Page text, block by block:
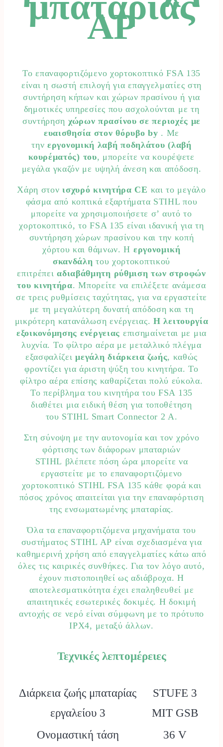
AP
Το επαναφορτιζόμενο χορτοκοπτικό FSA 135
είναι η σωστή επιλογή για επαγγελματίες στη
συντήρηση κήπων και χώρων πρασίνου ή για
δημοτικές υπηρεσίες που ασχολούνται με τη
συντήρηση χώρων πρασίνου σε περιοχές με
ευαισθησία στον θόρυβο by . Με
τηνεργονομική λαβή ποδηλάτου (λαβή
κουρέματός) του, μπορείτε να κουρέψετε
μεγάλα γκαζόν με υψηλή άνεση και απόδοση.
Χάρη στονισχυρό κινητήρα CE και το μεγάλο
φάσμα από κοπτικά εξαρτήματα STIHL που
μπορείτε να χρησιμοποιήσετε σ’ αυτό το
χορτοκοπτικό, το FSA 135 είναι ιδανική για τη
συντήρηση χώρων πρασίνου και την κοπή
χόρτου και θάμνων. Η εργονομική
σκανδάλη του χορτοκοπτικού
επιτρέπειαδιαβάθμητη ρύθμιση των στροφών
του κινητήρα. Μπορείτε να επιλέξετε ανάμεσα
σε τρεις ρυθμίσεις ταχύτητας, για να εργαστείτε
με τη μεγαλύτερη δυνατή απόδοση και τη
μικρότερη κατανάλωση ενέργειας. Η λειτουργία
εξοικονόμησης ενέργειας επισημαίνεται με μια
λυχνία. Το φίλτρο αέρα με μεταλλικό πλέγμα
εξασφαλίζειμεγάλη διάρκεια ζωής, καθώς
φροντίζει για άριστη ψύξη του κινητήρα. Το
φίλτρο αέρα επίσης καθαρίζεται πολύ εύκολα.
Το περίβλημα του κινητήρα του FSA 135
διαθέτει μια ειδική θέση για τοποθέτηση
του STIHL Smart Connector 2 A.
Στη σύνοψη με την αυτονομία και τον χρόνο
φόρτισης των διάφορων μπαταριών
STIHL βλέπετε πόση ώρα μπορείτε να
εργαστείτε με το επαναφορτιζόμενο
χορτοκοπτικό STIHL FSA 135 κάθε φορά και
πόσος χρόνος απαιτείται για την επαναφόρτιση
της ενσωματωμένης μπαταρίας.
Όλα τα επαναφορτιζόμενα μηχανήματα του
συστήματος STIHL AP είναι σχεδιασμένα για
καθημερινή χρήση από επαγγελματίες κάτω από
όλες τις καιρικές συνθήκες. Για τον λόγο αυτό,
έχουν πιστοποιηθεί ως αδιάβροχα. Η
αποτελεσματικότητα έχει επαληθευθεί με
απαιτητικές εσωτερικές δοκιμές. Η δοκιμή
αντοχής σε νερό είναι σύμφωνη με το πρότυπο
IPX4, μεταξύ άλλων.
Τεχνικές λεπτομέρειες
Διάρκεια ζωής μπαταρίας
εργαλείου 3
STUFE 3
MIT GSB
Ονομαστική τάση
36 V